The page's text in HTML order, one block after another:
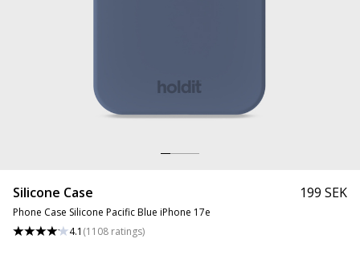
Silicone Case
Phone Case Silicone Pacific Blue iPhone 17e
4.1 (1108 ratings)
199 SEK